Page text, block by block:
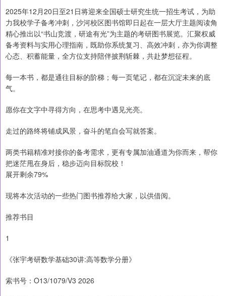
2025年12月20日至21日将迎来全国硕士研究生统一招生考试，为助
力我校学子备考冲刺，沙河校区图书馆即日起在一层大厅主题阅读角
精心推出以“书山竞渡，研途有光”为主题的考研图书展览。汇聚权威
备考资料与实用心理指南，既助你系统复习、高效冲刺，亦为你调整
心态、积蓄能量，全方位支持陪伴披荆斩棘，共赴梦想征程。
每一本书，都是通往目标的阶梯；每一页笔记，都在沉淀未来的底
气。
愿你在文字中寻得方向，在思考中遇见光亮。
走过的路终将铺成风景，奋斗的笔自会写就答案。
两类书籍精准对接你的备考需求，更有专属加油通道为你而来，帮你
把迷茫甩在身后，稳步迈向目标院校！
展开剩余79%
现将本次活动的一些热门图书推荐给大家，以供借阅。
推荐书目
1
《张宇考研数学基础30讲:高等数学分册》
索书号：O13/1079/V3 2026